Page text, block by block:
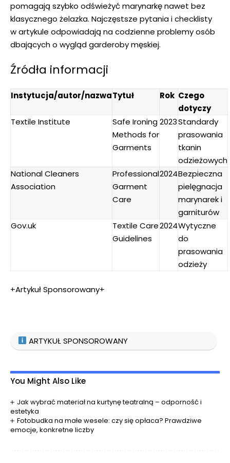
pomagają szybko odświeżyć marynarkę nawet bez
klasycznego żelazka. Najczęstsze pytania i checklisty
w artykule odpowiadają na codzienne problemy osób
dbających o wygląd garderoby męskiej.
Źródła informacji
Instytucja/autor/nazwaTytuł Rok Czego
dotyczy
Textile Institute
Safe Ironing
Methods for
Garments
2023Standardy
prasowania
tkanin
odzieżowych
National Cleaners
Association
Professional
Garment
Care
2024Bezpieczna
pielęgnacja
marynarek i
garniturów
Gov.uk
Textile Care
Guidelines
2024Wytyczne
do
prasowania
odzieży
+Artykuł Sponsorowany+
ARTYKUŁ SPONSOROWANY
You Might Also Like
Jak wybrać materiał na kurtynę teatralną – odporność i
estetyka
Fotobudka na małe wesele: czy się opłaca? Prawdziwe
emocje, konkretne liczby